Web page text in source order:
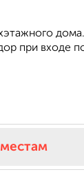
при входе